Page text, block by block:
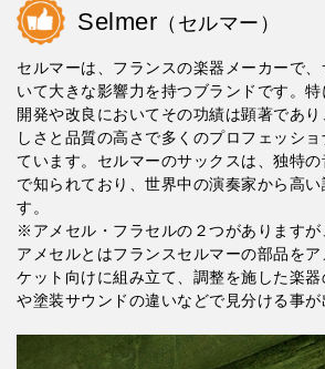
Selmer （セルマー）
セルマーは、フランスの楽器メーカーで
いて大きな影響力を持つブランドです。
開発や改良においてその功績は顕著であ
しさと品質の高さで多くのプロフェッシ
ています。セルマーのサックスは、独特
で知られており、世界中の演奏家から高い
す。
※アメセル・フラセルの２つがありますが
アメセルとはフランスセルマーの部品を
ケット向けに組み立て、調整を施した楽
や塗装サウンドの違いなどで見分ける事が